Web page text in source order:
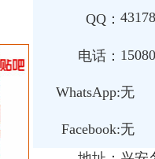
QQ：
电话：
WhatsApp:无
Facebook:无